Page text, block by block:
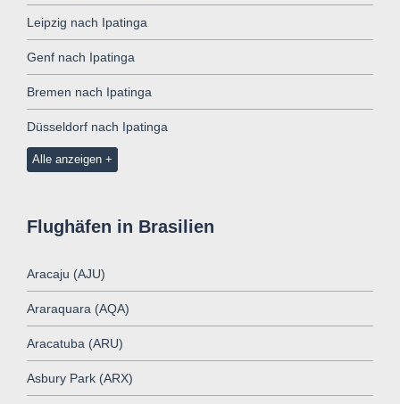
Leipzig nach Ipatinga
Genf nach Ipatinga
Bremen nach Ipatinga
Düsseldorf nach Ipatinga
Alle anzeigen
Flughäfen in Brasilien
Aracaju (AJU)
Araraquara (AQA)
Aracatuba (ARU)
Asbury Park (ARX)